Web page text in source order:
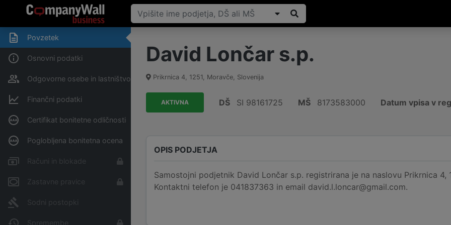
Povzetek
Osnovni podatki
Odgovorne osebe in lastništvo
Finančni podatki
Certifikat bonitetne odličnosti
Poglobljena bonitetna ocena
Računi in blokade
Zastavne pravice
Sodni postopki
Spremembe
David Lončar s.p.
Prikrnica 4, 1251, Moravče, Slovenija
AKTIVNA DŠ SI 98161725 MŠ 8173583000 Datum vpisa v
OPIS PODJETJA
Samostojni podjetnik David Lončar s.p. registrirana je na naslovu Prikrnica 4,
Kontaktni telefon je 041837363 in email david.l.loncar@gmail.com.